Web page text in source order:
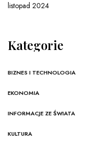
listopad 2024
Kategorie
BIZNES I TECHNOLOGIA
EKONOMIA
INFORMACJE ZE ŚWIATA
KULTURA